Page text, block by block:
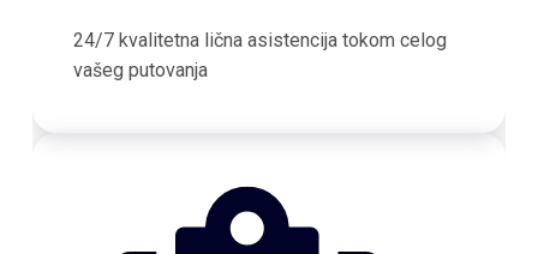
24/7 kvalitetna lična asistencija tokom celog
vašeg putovanja